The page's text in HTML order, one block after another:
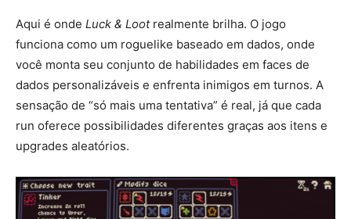
Aqui é onde Luck & Lootrealmente brilha. O jogo
funciona como um roguelike baseado em dados, onde
você monta seu conjunto de habilidades em faces de
dados personalizáveis e enfrenta inimigos em turnos. A
sensação de “só mais uma tentativa” é real, já que cada
run oferece possibilidades diferentes graças aos itens e
upgrades aleatórios.